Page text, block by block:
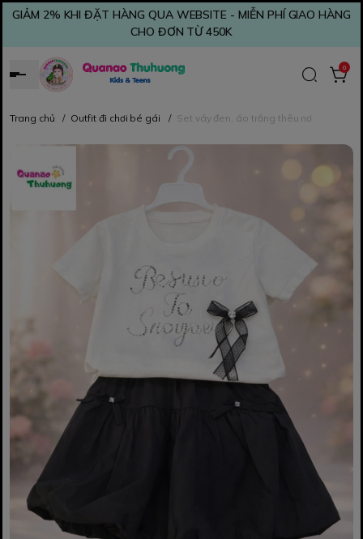
GIẢM 2% KHI ĐẶT HÀNG QUA WEBSITE - MIỄN PHÍ GIAO HÀNG
CHO ĐƠN TỪ 450K
0
Trang chủ / Outfit đi chơi bé gái / Set váy đen, áo trắng thêu nơ